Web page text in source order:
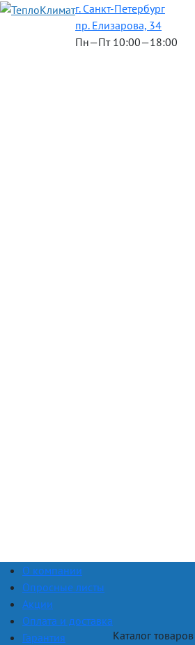
г. Санкт-Петербург
пр. Елизарова, 34
Пн—Пт 10:00—18:00
О компании
Опросные листы
Акции
Оплата и доставка
Гарантия
Каталог товаров